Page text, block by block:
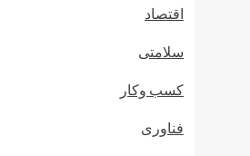
اقتصاد
سلامتی
کسب وکار
فناوری